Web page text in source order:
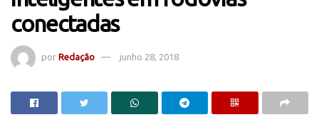
conectadas
por Redação junho 28, 2018